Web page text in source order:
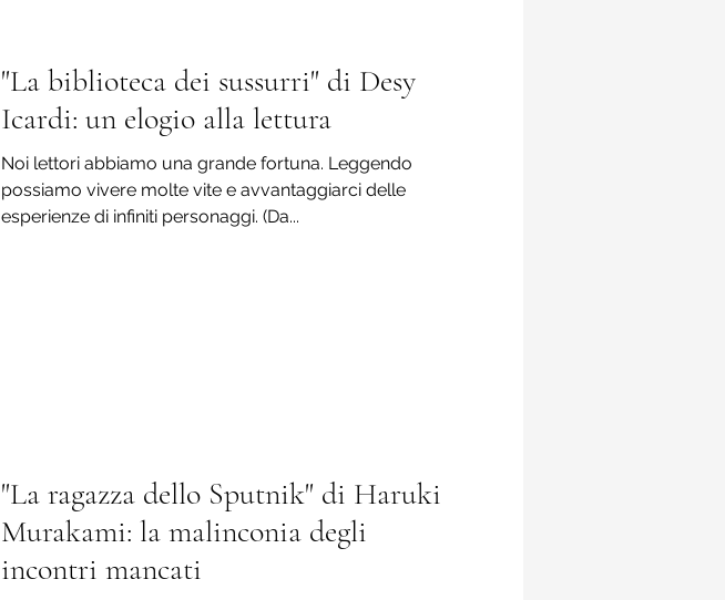
"La biblioteca dei sussurri" di Desy
Icardi: un elogio alla lettura
Noi lettori abbiamo una grande fortuna. Leggendo
possiamo vivere molte vite e avvantaggiarci delle
esperienze di infiniti personaggi. (Da...
"La ragazza dello Sputnik" di Haruki
Murakami: la malinconia degli
incontri mancati